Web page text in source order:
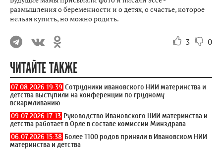
размышления о беременности и о детях, о счастье, которое
нельзя купить, но можно родить.
3 0
ЧИТАЙТЕ ТАКЖЕ
07.08.2026 19:39 Сотрудники ивановского НИИ материнства и
детства выступили на конференции по грудному
вскармливанию
09.07.2026 17:13 Руководство Ивановского НИИ материнства и
детства работает в Орле в составе комиссии Минздрава
06.07.2026 15:38 Более 1100 родов приняли в Ивановском НИИ
материнства и детства